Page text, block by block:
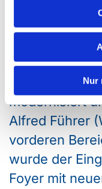
Nur
Im Laufe der
wurde der
modernisiert
Alfred Führer
vorderen
wurde der
Foyer mit